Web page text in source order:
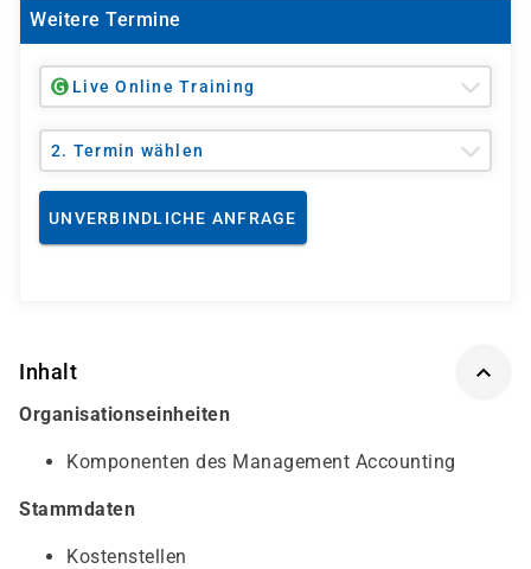
Weitere Termine
Live Online Training
2. Termin wählen
UNVERBINDLICHE ANFRAGE
Inhalt
Organisationseinheiten
Komponenten des Management Accounting
Stammdaten
Kostenstellen